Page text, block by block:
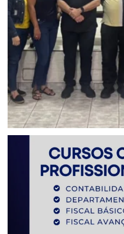
Instagram